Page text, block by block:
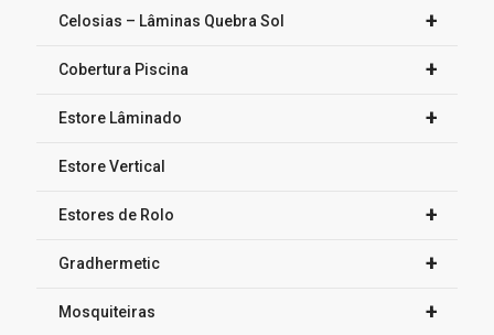
+
Celosias – Lâminas Quebra Sol
+
Cobertura Piscina
+
Estore Lâminado
Estore Vertical
+
Estores de Rolo
+
Gradhermetic
+
Mosquiteiras